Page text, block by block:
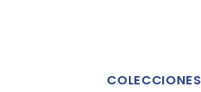
COLECCIONES